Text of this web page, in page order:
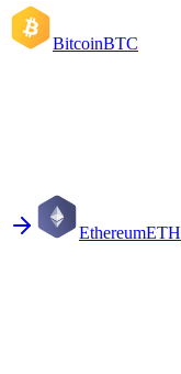
BitcoinBTC
EthereumETH